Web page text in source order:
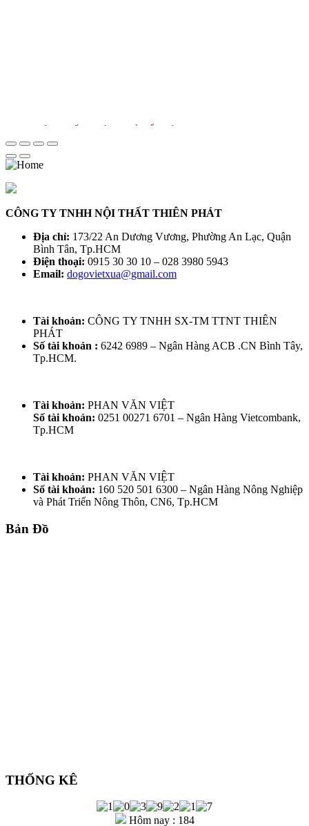
Bàn Ghế Trường Kỷ Cổ BỘ TRƯỜNG KỶ
HUẾ VAI LẬT - 6 MÓN CẨN ỐC XÀ CỪ
Liên hệ để báo giá
MÀU PHONG CÁCH NAM BỘ
CÔNG TY TNHH NỘI THẤT THIÊN PHÁT
Địa chỉ: 173/22 An Dương Vương, Phường An Lạc, Quận
Bình Tân, Tp.HCM
Điện thoại: 0915 30 30 10 – 028 3980 5943
Email: dogovietxua@gmail.com
Tài khoản: CÔNG TY TNHH SX-TM TTNT THIÊN
PHÁT
Số tài khoản : 6242 6989 – Ngân Hàng ACB .CN Bình Tây,
Tp.HCM.
Tài khoản: PHAN VĂN VIỆT
Số tài khoản: 0251 00271 6701 – Ngân Hàng Vietcombank,
Tp.HCM
Tài khoản: PHAN VĂN VIỆT
Số tài khoản: 160 520 501 6300 – Ngân Hàng Nông Nghiệp
và Phát Triển Nông Thôn, CN6, Tp.HCM
Bản Đồ
THỐNG KÊ
Hôm nay : 184